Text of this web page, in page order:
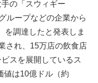
の「スウィギー
ループなどの企業から
を調達したと発表しま
され、15万店の飲食店
スを展開しているス
値は10億ドル（約